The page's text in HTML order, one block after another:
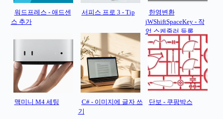
워드프레스 - 애드센
스 추가
서피스 프로 3 - Tip
한영변환
jWShiftSpaceKey - 작
업 스케줄러 등록
맥미니 M4 세팅
C# - 이미지에 글자 쓰
기
단보 - 쿠팡박스